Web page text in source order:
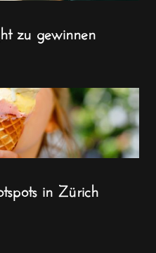
zu gewinnen
in Zürich